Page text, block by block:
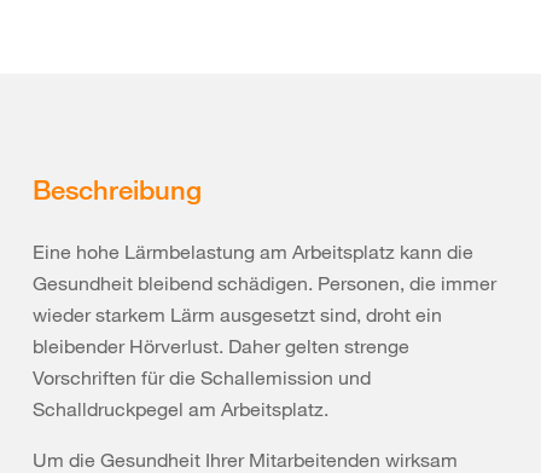
Beschreibung
Eine hohe Lärmbelastung am Arbeitsplatz kann die
Gesundheit bleibend schädigen. Personen, die immer
wieder starkem Lärm ausgesetzt sind, droht ein
bleibender Hörverlust. Daher gelten strenge
Vorschriften für die Schallemission und
Schalldruckpegel am Arbeitsplatz.
Um die Gesundheit Ihrer Mitarbeitenden wirksam